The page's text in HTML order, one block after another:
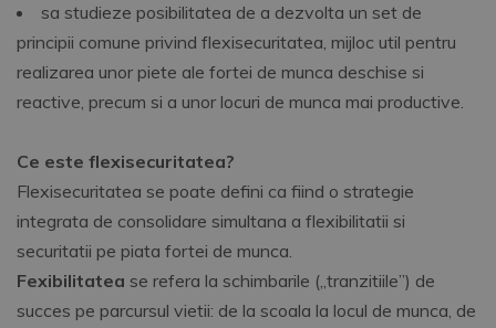
sa studieze posibilitatea de a dezvolta un set de
principii comune privind flexisecuritatea, mijloc util pentru
realizarea unor piete ale fortei de munca deschise si
reactive, precum si a unor locuri de munca mai productive.
Ce este flexisecuritatea?
Flexisecuritatea se poate defini ca fiind o strategie
integrata de consolidare simultana a flexibilitatii si
securitatii pe piata fortei de munca.
Fexibilitatea se refera la schimbarile („tranzitiile”) de
succes pe parcursul vietii: de la scoala la locul de munca, de